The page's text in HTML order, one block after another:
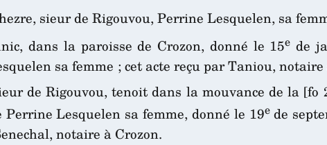
sieur de Rigouvou, Perrine Lesquelen, sa
dans la paroisse de Crozon, donné le 15e de
sa femme ; cet acte reçu par Taniou, notaire
de Rigouvou, tenoit dans la mouvance de la [fo
Lesquelen sa femme, donné le 19ede
notaire à Crozon.